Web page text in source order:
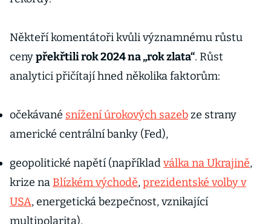
Někteří komentátoři kvůli významnému růstu
cenypřekřtili rok 2024 na „rok zlata“. Růst
analytici přičítají hned několika faktorům:
očekávané snížení úrokových sazebze strany
americké centrální banky (Fed),
geopolitické napětí (napříkladválka na Ukrajině,
krize na Blízkém východě,prezidentské volby v
USA, energetická bezpečnost, vznikající
multipolarita),